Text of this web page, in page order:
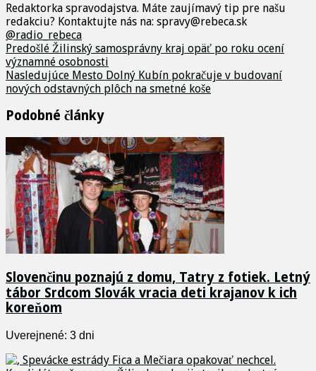
Redaktorka spravodajstva. Máte zaujímavý tip pre našu
redakciu? Kontaktujte nás na: spravy@rebeca.sk
@radio_rebeca
Predošlé Žilinský samosprávny kraj opäť po roku ocení
významné osobnosti
Nasledujúce Mesto Dolný Kubín pokračuje v budovaní
nových odstavných plôch na smetné koše
Podobné články
Slovenčinu poznajú z domu, Tatry z fotiek. Letný
tábor Srdcom Slovák vracia deti krajanov k ich
koreňom
Uverejnené: 3 dni